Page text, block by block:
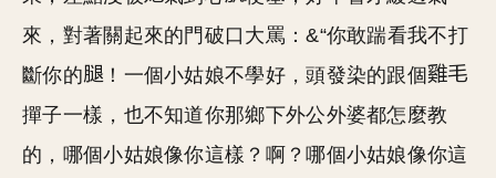
來，對著關起來的門破口大罵：&“你敢踹看我不打
斷你的
！一個小姑娘不學好，頭發染的跟個
撣子一樣，也不知道你那鄉下外公外婆都怎麼教
的，哪個小姑娘像你這樣？啊？哪個小姑娘像你這